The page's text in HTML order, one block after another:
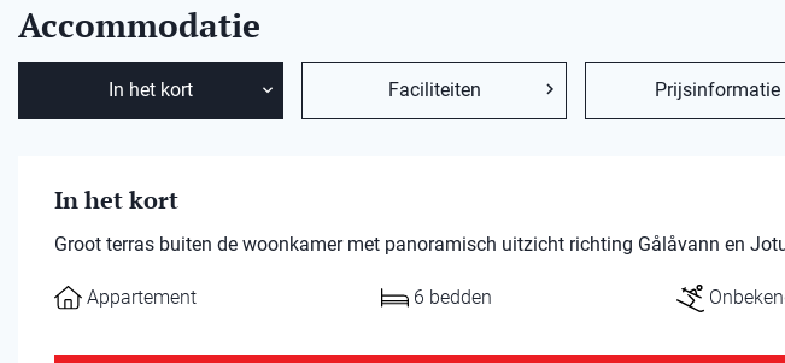
Accommodatie
In het kort Faciliteiten Prijsinformatie
In het kort
Groot terras buiten de woonkamer met panoramisch uitzicht richting Gålåvann en
Appartement 6 bedden